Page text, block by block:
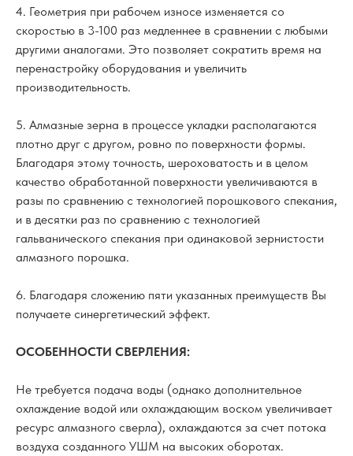
4. Геометрия при рабочем износе изменяется со
скоростью в 3-100 раз медленнее в сравнении с любыми
другими аналогами. Это позволяет сократить время на
перенастройку оборудования и увеличить
производительность.
5. Алмазные зерна в процессе укладки располагаются
плотно друг с другом, ровно по поверхности формы.
Благодаря этому точность, шероховатость и в целом
качество обработанной поверхности увеличиваются в
разы по сравнению с технологией порошкового спекания,
и в десятки раз по сравнению с технологией
гальванического спекания при одинаковой зернистости
алмазного порошка.
6. Благодаря сложению пяти указанных преимуществ Вы
получаете синергетический эффект.
ОСОБЕННОСТИ СВЕРЛЕНИЯ:
Не требуется подача воды (однако дополнительное
охлаждение водой или охлаждающим воском увеличивает
ресурс алмазного сверла), охлаждаются за счет потока
воздуха созданного УШМ на высоких оборотах.